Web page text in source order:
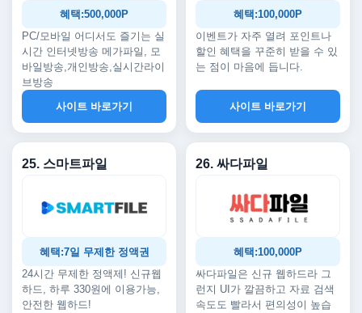
혜택:500,000P
PC/모바일 어디서도 즐기는 실
시간 인터넷방송 메가파일, 모
바일방송,개인방송,실시간라이
브방송
사이트 바로가기
혜택:100,000P
이벤트가 자주 열려 포인트나
할인 혜택을 꾸준히 받을 수 있
는 점이 마음에 듭니다.
사이트 바로가기
25. 스마트파일
혜택:7일 무제한 정액권
24시간 무제한 정액제! 신규웹
하드, 하루 330원에 이용가능,
안전한 웹하드!
26. 싸다파일
혜택:100,000P
싸다파일은 신규 웹하드라 그
런지 UI가 깔끔하고 자료 검색
속도도 빨라서 편의성이 높습